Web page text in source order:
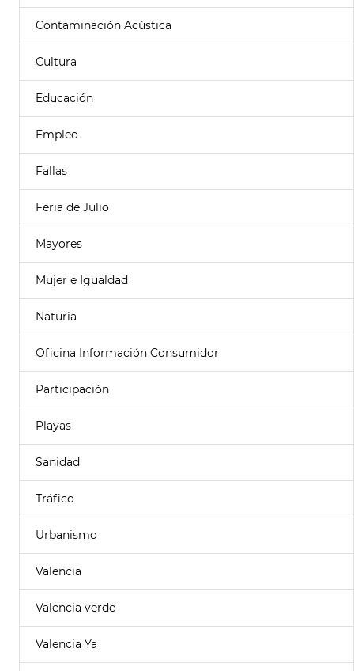
Contaminación Acústica
Cultura
Educación
Empleo
Fallas
Feria de Julio
Mayores
Mujer e Igualdad
Naturia
Oficina Información Consumidor
Participación
Playas
Sanidad
Tráfico
Urbanismo
Valencia
Valencia verde
Valencia Ya